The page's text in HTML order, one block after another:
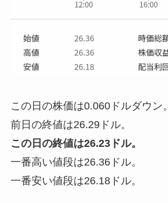
この日の株価は0.060ドルダウン。
前日の終値は26.29ドル。
この日の終値は26.23ドル。
一番高い値段は26.36ドル。
一番安い値段は26.18ドル。